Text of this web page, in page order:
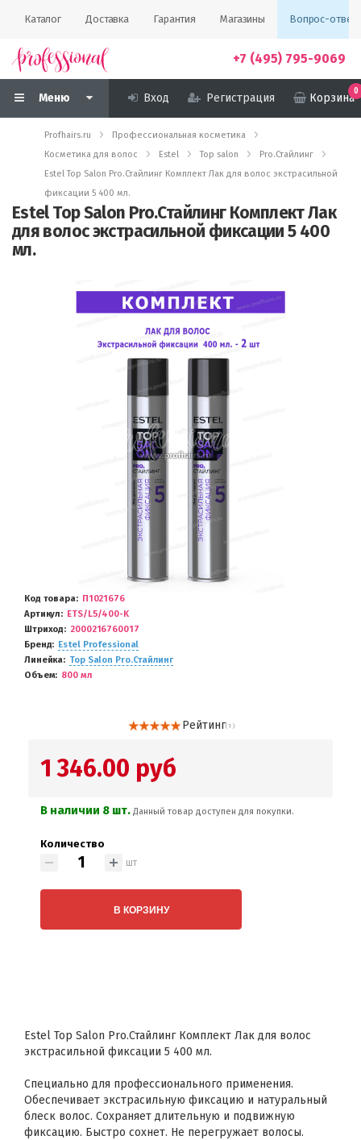
Каталог Доставка Гарантия Магазины Вопрос-ответ
+7 (495) 795-9069
Меню Вход Регистрация Корзина
0
Profhairs.ru
Профессиональная косметика
Косметика для волос
Estel Top salon
Pro.Стайлинг
Estel Top Salon Pro.Стайлинг Комплект Лак для волос экстрасильной
фиксации 5 400 мл.
Estel Top Salon Pro.Стайлинг Комплект Лак
для волос экстрасильной фиксации 5 400
мл.
Код товара
П1021676
Артикул
ETS/L5/400-K
Штриход
2000216760017
Бренд
Estel Professional
Линейка
Top Salon Pro.Стайлинг
Объем
800 мл
Рейтинг( 1 )
1 346.00 руб
В наличии 8 шт. Данный товар доступен для покупки.
Количество
шт
В КОРЗИНУ
Estel Top Salon Pro.Стайлинг Комплект Лак для волос
экстрасильной фиксации 5 400 мл.
Специально для профессионального применения.
Обеспечивает экстрасильную фиксацию и натуральный
блеск волос. Сохраняет длительную и подвижную
фиксацию. Быстро сохнет. Не перегружает волосы.